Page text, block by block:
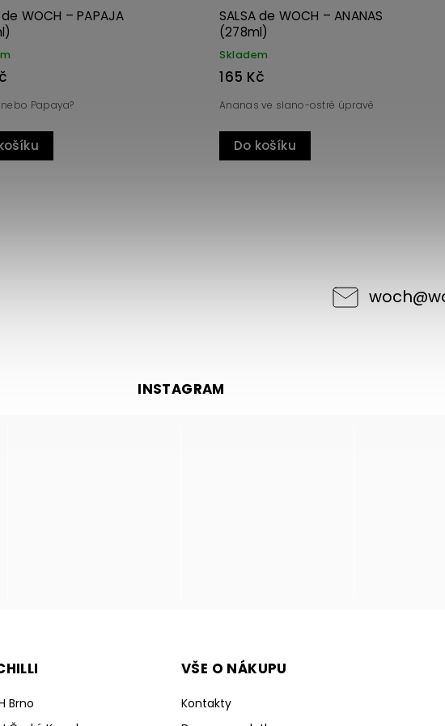
de WOCH – PAPAJA
Papaya?
SALSA de WOCH – ANANAS
(278ml)
Skladem
165 Kč
Do košíku
Ananas ve slano-ostré úpravě
woch@
Brno
VŠE O NÁKUPU
Kontakty
INSTAGRAM